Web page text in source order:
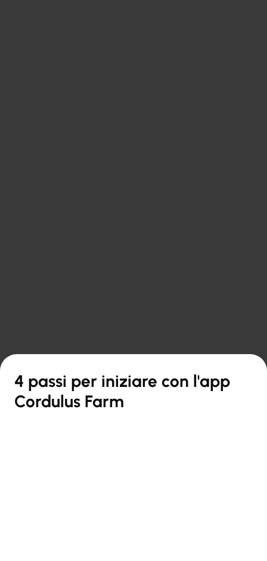
4 passi per iniziare con l'app
Cordulus Farm